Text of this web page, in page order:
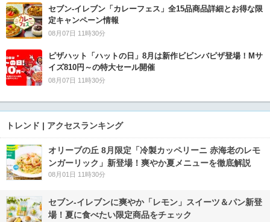
セブン‐イレブン「カレーフェス」全15品商品詳細とお得な限
定キャンペーン情報
08月07日 11時30分
ピザハット「ハットの日」8月は新作ビビンバピザ登場！Mサ
イズ810円～の特大セール開催
08月07日 11時30分
トレンド | アクセスランキング
オリーブの丘 8月限定「冷製カッペリーニ 赤海老のレモ
ンガーリック」新登場！爽やか夏メニューを徹底解説
08月01日 11時30分
セブン‐イレブンに爽やか「レモン」スイーツ＆パン新登
場！夏に食べたい限定商品をチェック